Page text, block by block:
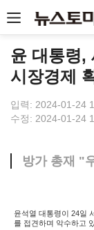
윤 대통령,
시장경제
입력: 2024-01-24
수정: 2024-01-24
방가 총재 "
윤석열 대통령이 24일
를 접견하며 악수하고